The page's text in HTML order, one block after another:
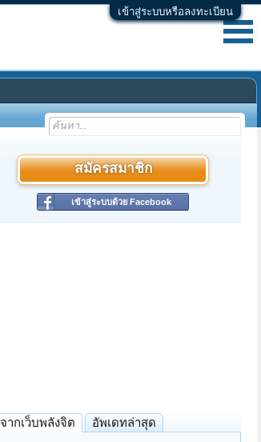
เข้าสู่ระบบหรือลงทะเบียน
สมัครสมาชิก
เข้าสู่ระบบด้วย Facebook
จากเว็บพลังจิต อัพเดทล่าสุด